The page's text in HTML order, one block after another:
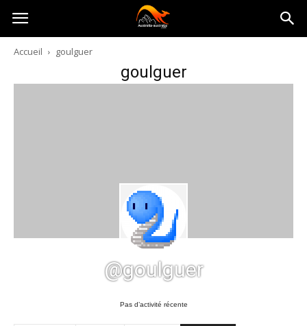
Australia-
australie.com
Accueil goulguer
goulguer
@goulguer
Pas d’activité récente